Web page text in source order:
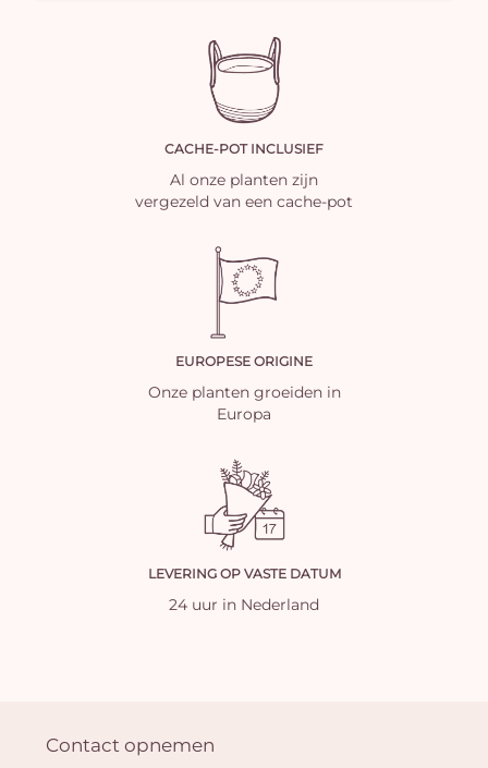
CACHE-POT INCLUSIEF
Al onze planten zijn
vergezeld van een cache-pot
EUROPESE ORIGINE
Onze planten groeiden in
Europa
LEVERING OP VASTE DATUM
24 uur in Nederland
Contact opnemen